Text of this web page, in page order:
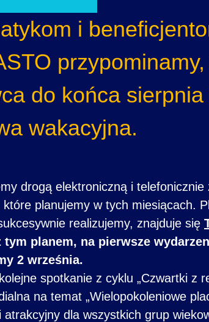
i
do końca
wakacyjna.
drogą elektroniczną i
które planujemy w tych miesiącach.
realizujemy, znajduje się
tym planem, na pierwsze
2 września.
spotkanie z cyklu „Czwartki z
na temat „Wielopokoleniowe
atrakcyjny dla wszystkich grup